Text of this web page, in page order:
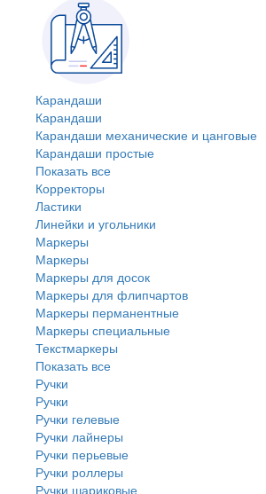
Карандаши
Карандаши
Карандаши механические и цанговые
Карандаши простые
Показать все
Корректоры
Ластики
Линейки и угольники
Маркеры
Маркеры
Маркеры для досок
Маркеры для флипчартов
Маркеры перманентные
Маркеры специальные
Текстмаркеры
Показать все
Ручки
Ручки
Ручки гелевые
Ручки лайнеры
Ручки перьевые
Ручки роллеры
Ручки шариковые